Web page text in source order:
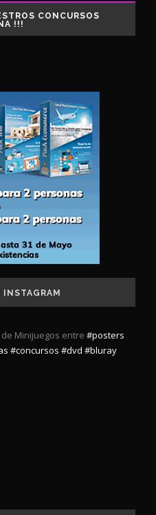
CONCURSOS
!!!
Minijuegos entre #posters
#concursos #dvd #bluray